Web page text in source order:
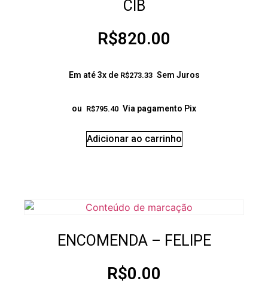
CIB
R$820.00
Em até 3x de R$273.33 Sem Juros
ou R$795.40 Via pagamento Pix
Adicionar ao carrinho
ENCOMENDA – FELIPE
R$0.00